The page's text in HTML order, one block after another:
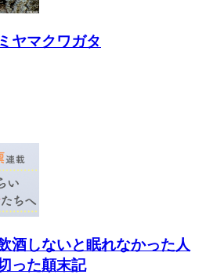
ヤマクワガタ
酒しないと眠れなかった人
った顛末記